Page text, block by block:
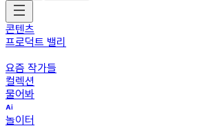
콘텐츠
프로덕트 밸리
요즘 작가들
컬렉션
물어봐
놀이터